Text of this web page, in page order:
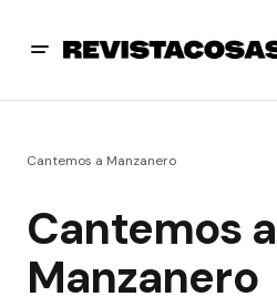
Cantemos a Manzanero
Cantemos a
Manzanero